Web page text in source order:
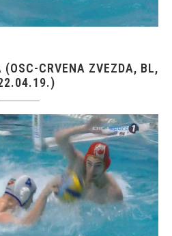
CRVENA ZVEZDA, BL,